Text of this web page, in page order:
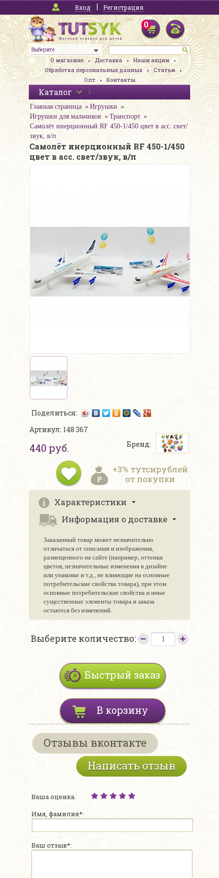
Вход Регистрация
Выберите
0
О магазине Доставка
Наши акции
Обработка персональных данных
Статьи
Опт
Контакты
Каталог
Главная страница
Игрушки
Игрушки для мальчиков
Транспорт
Самолёт инерционный RF 450-1/450 цвет в асс. свет/
звук, в/п
Самолёт инерционный RF 450-1/450
цвет в асс. свет/звук, в/п
Поделиться:
Артикул: 148 367
440 руб. Бренд:
+3% тутсирублей
от покупки
Характеристики
Информация о доставке
Заказанный товар может незначительно
отличаться от описания и изображения,
размещенного на сайте (например, оттенки
цветов, незначительные изменения в дизайне
или упаковке и т.д., не влияющие на основные
потребительские свойства товара), при этом
основные потребительские свойства и иные
существенные элементы товара и заказа
остаются без изменений.
Выберите количество:
Быстрый заказ
В корзину
Отзывы вконтакте
Написать отзыв
Ваша оценка:
Имя, фамилия*:
Ваш отзыв*: